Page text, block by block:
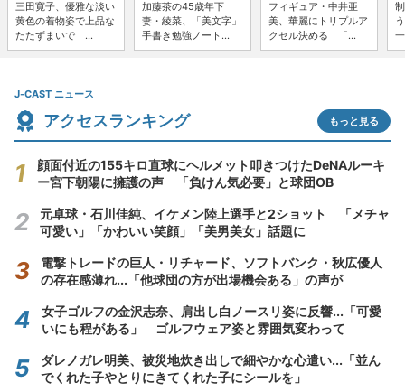
三田寛子、優雅な淡い
黄色の着物姿で上品な
たたずまいで ...
加藤茶の45歳年下
妻・綾菜、「美文字」
手書き勉強ノート...
フィギュア・中井亜
美、華麗にトリプルア
クセル決める 「...
J-CAST ニュース
アクセスランキング もっと見る
顔面付近の155キロ直球にヘルメット叩きつけたDeNAルーキ
ー宮下朝陽に擁護の声 「負けん気必要」と球団OB
元卓球・石川佳純、イケメン陸上選手と2ショット 「メチャ
可愛い」「かわいい笑顔」「美男美女」話題に
電撃トレードの巨人・リチャード、ソフトバンク・秋広優人
の存在感薄れ...「他球団の方が出場機会ある」の声が
女子ゴルフの金沢志奈、肩出し白ノースリ姿に反響...「可愛
いにも程がある」 ゴルフウェア姿と雰囲気変わって
ダレノガレ明美、被災地炊き出しで細やかな心遣い...「並ん
でくれた子やとりにきてくれた子にシールを」